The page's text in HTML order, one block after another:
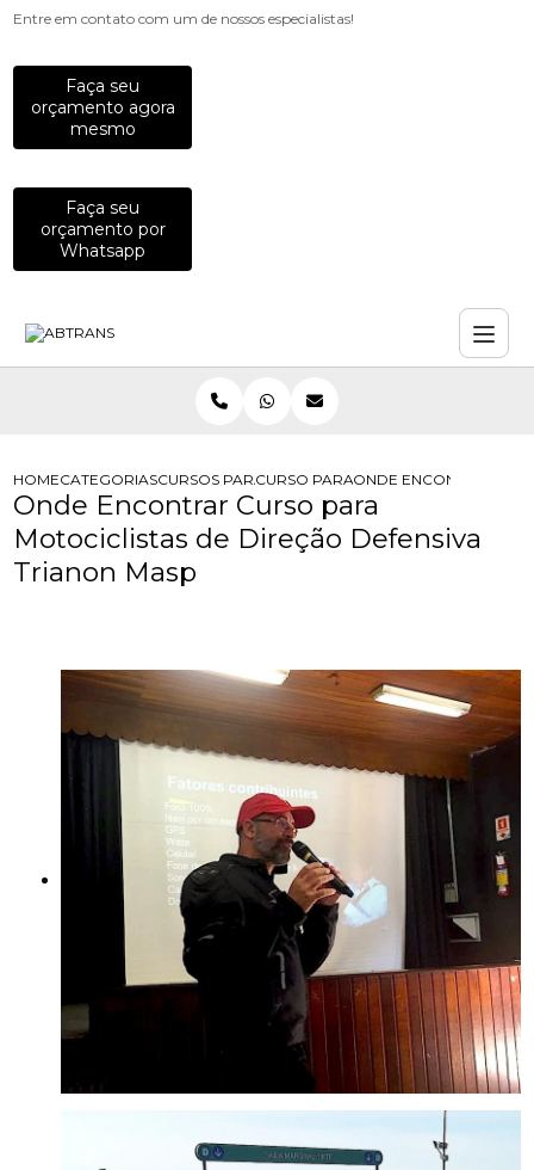
Entre em contato com um de nossos especialistas!
Faça seu
orçamento agora
mesmo
Faça seu
orçamento por
Whatsapp
HOMECATEGORIASCURSOS PARA MOTOCICLISTAS
CURSO PARA MOTOCICLISTAS
ONDE ENCONTRAR
Onde Encontrar Curso para
Motociclistas de Direção Defensiva
Trianon Masp